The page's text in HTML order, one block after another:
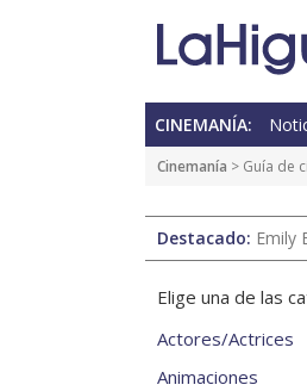
CINEMANÍA:
Cinemanía > Guía de
Destacado: Emily
Elige una de las
Actores/Actrices
Animaciones